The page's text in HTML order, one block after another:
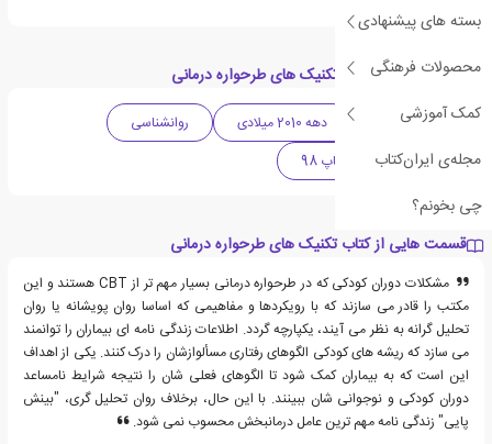
بسته های پیشنهادی
محصولات فرهنگی
کمک آموزشی
مجله‌ی ایران‌کتاب
چی بخونم؟
دسته بندی های کتاب تکنیک های طرحواره درمانی
ادبیات آمریکا دهه 2010 میلادی
روانشناسی
پرفروش ترین های چاپ 98
قسمت هایی از کتاب تکنیک های طرحواره درمانی
مشکلات دوران کودکی که در طرحواره درمانی بسیار مهم تر از CBT هستند و این
مکتب را قادر می سازند که با رویکردها و مفاهیمی که اساسا روان پویشانه یا روان
تحلیل گرانه به نظر می آیند، یکپارچه گردد. اطلاعات زندگی نامه ای بیماران را توانمند
می سازد که ریشه های کودکی الگوهای رفتاری مسألوازشان را درک کنند. یکی از اهداف
این است که به بیماران کمک شود تا الگوهای فعلی شان را نتیجه شرایط نامساعد
دوران کودکی و نوجوانی شان ببینند. با این حال، برخلاف روان تحلیل گری، "بینش
پایی" زندگی نامه مهم ترین عامل درمانبخش محسوب نمی شود.